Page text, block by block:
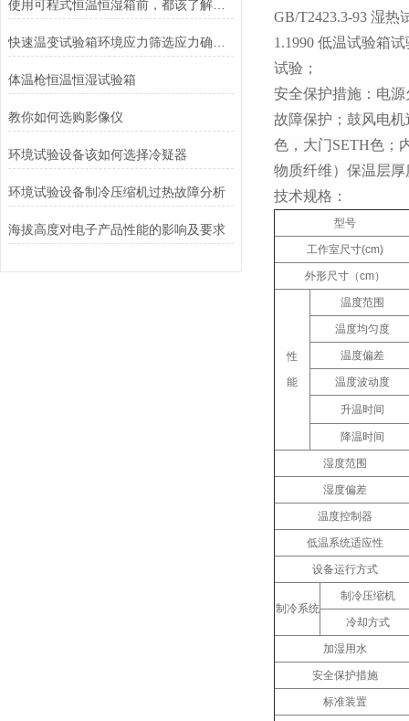
使用可程式恒温恒湿箱前，都该了解清楚以下内容
体温枪恒温恒湿试验箱
教你如何选购影像仪
环境试验设备该如何选择冷疑器
环境试验设备制冷压缩机过热故障分析
海拔高度对电子产品性能的影响及要求
GB/T2423.3-93 湿热
1.1990 低温试验箱
试验；
安全保护措施：电
故障保护；鼓风电机
色，大门SETH色；
物质纤维）保温层厚
技术规格：
型号
工作室尺寸(cm)
外形尺寸（cm）
性
能
温度范围
温度均匀度
温度偏差
温度波动度
升温时间
降温时间
湿度范围
湿度偏差
温度控制器
低温系统适应性
设备运行方式
制冷系统
制冷压缩机
冷却方式
加湿用水
安全保护措施
标准装置